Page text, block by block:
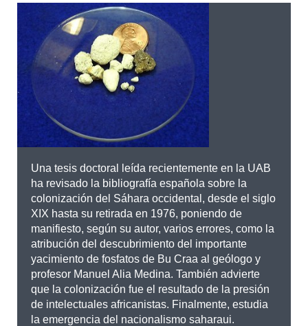
English Català
BUSCAR
Una tesis doctoral leída recientemente en la UAB
ha revisado la bibliografía española sobre la
colonización del Sáhara occidental, desde el siglo
XIX hasta su retirada en 1976, poniendo de
manifiesto, según su autor, varios errores, como la
atribución del descubrimiento del importante
yacimiento de fosfatos de Bu Craa al geólogo y
profesor Manuel Alia Medina. También advierte
que la colonización fue el resultado de la presión
de intelectuales africanistas. Finalmente, estudia
la emergencia del nacionalismo saharaui.